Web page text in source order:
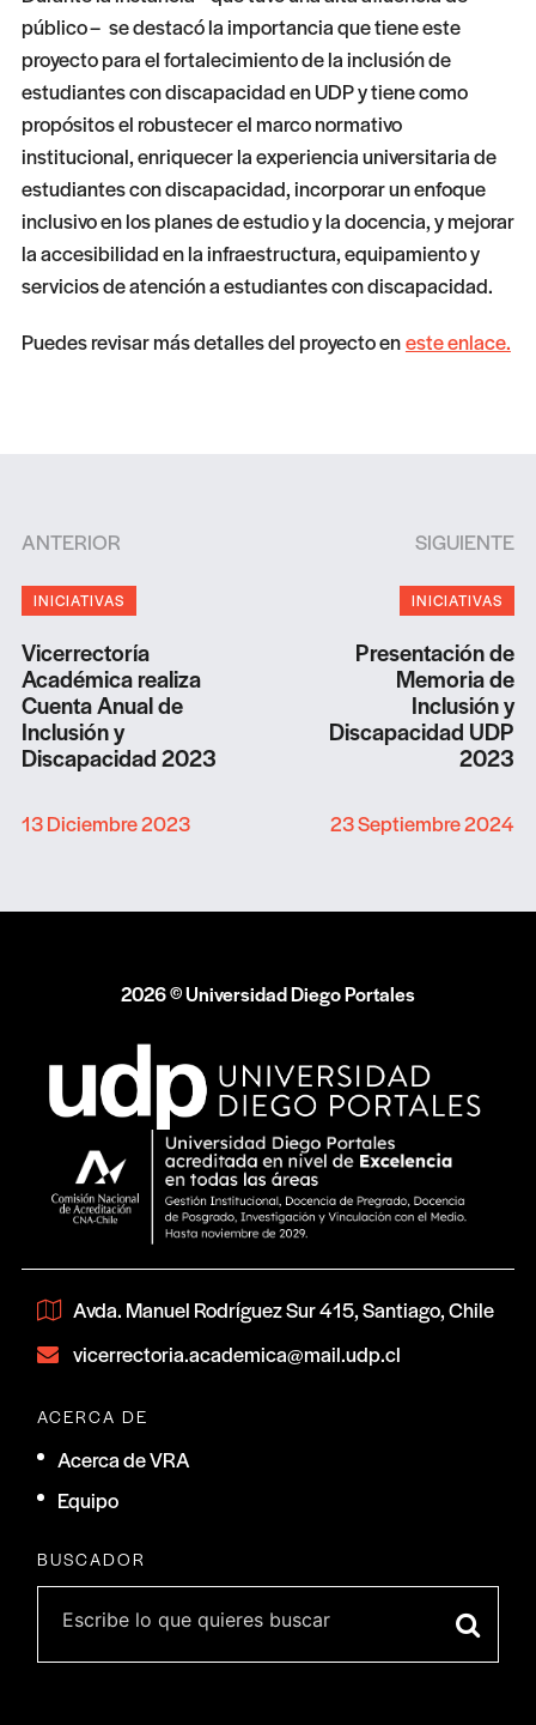
público – se destacó la importancia que tiene este
proyecto para el fortalecimiento de la inclusión de
estudiantes con discapacidad en UDP y tiene como
propósitos el robustecer el marco normativo
institucional, enriquecer la experiencia universitaria de
estudiantes con discapacidad, incorporar un enfoque
inclusivo en los planes de estudio y la docencia, y mejorar
la accesibilidad en la infraestructura, equipamiento y
servicios de atención a estudiantes con discapacidad.
Puedes revisar más detalles del proyecto eneste enlace.
ANTERIOR
INICIATIVAS
Vicerrectoría
Académica realiza
Cuenta Anual de
Inclusión y
Discapacidad 2023
13 Diciembre 2023
SIGUIENTE
INICIATIVAS
Presentación de
Memoria de
Inclusión y
Discapacidad UDP
2023
23 Septiembre 2024
2026 © Universidad Diego Portales
Avda. Manuel Rodríguez Sur 415, Santiago, Chile
vicerrectoria.academica@mail.udp.cl
ACERCA DE
Acerca de VRA
Equipo
BUSCADOR